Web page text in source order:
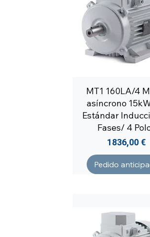
MT1 160LA/4
asíncrono
Estándar
Fases/ 4
Precio
1836,00 €
Pedido